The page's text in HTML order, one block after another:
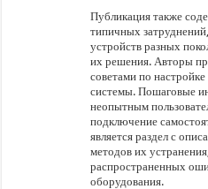
Публикация также
типичных
устройств разных
их решения. Авторы
советами по
системы. Пошаговые
неопытным
подключение
является раздел с
методов их
распространенных
оборудования.